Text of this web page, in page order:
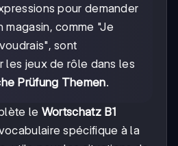
pour demander
comme "Je
sont
les jeux de rôle dans les
Prüfung Themen.
le Wortschatz B1
spécifique à la